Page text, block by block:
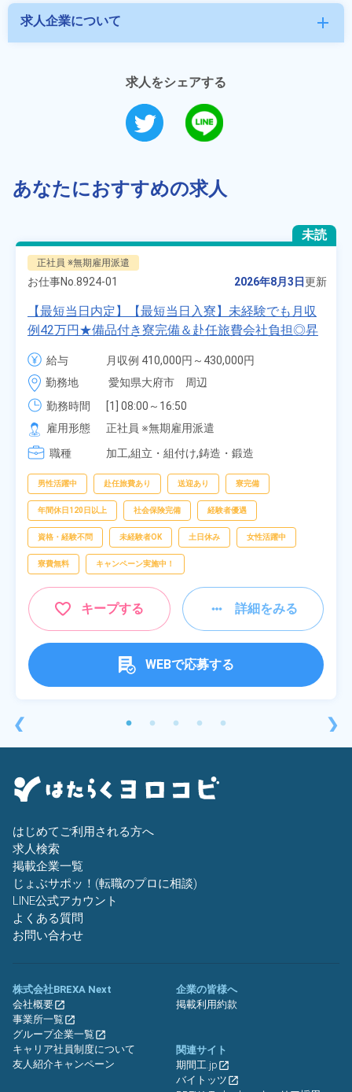
求人企業について add
求人をシェアする
あなたにおすすめの求人
❮
未読
正社員 ※無期雇用派遣
お仕事No. 8924-01 2026年8月3日更新
【最短当日内定】【最短当日入寮】未経験でも月収
例42万円★備品付き寮完備＆赴任旅費会社負担◎昇
給・業績賞与あり！組立や塗装など自動車製造の各
種作業！《愛知県大府市》
給与
月収例 410,000円～430,000円
月給 277,000円～277,000円
勤務地
愛知県大府市　周辺
勤務時間
[1] 08:00～16:50
[2] 06:25～15:10
[3] 17:05～01:50
雇用形態
正社員 ※無期雇用派遣
職種
加工,組立・組付け,鋳造・鍛造
男性活躍中 赴任旅費あり 送迎あり 寮完備
年間休日120日以上 社会保険完備 経験者優遇
資格・経験不問 未経験者OK 土日休み 女性活躍中
寮費無料 キャンペーン実施中！
キープする 詳細をみる
WEBで応募する
❯
はじめてご利用される方へ
求人検索
掲載企業一覧
じょぶサポッ！(転職のプロに相談)
LINE公式アカウント
よくある質問
お問い合わせ
株式会社BREXA Next
会社概要
事業所一覧
グループ企業一覧
キャリア社員制度について
友人紹介キャンペーン
企業の皆様へ
掲載利用約款
関連サイト
期間工.jp
バイトッツ